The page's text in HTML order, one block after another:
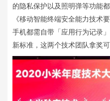
的隐私保护以及照明弹等功能
《移动智能终端安全能力技术
手机都需自带「应用行为记录
新标准，这两个技术团队拿奖